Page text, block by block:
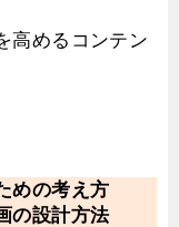
高めるコンテン
めの考え方
の設計方法